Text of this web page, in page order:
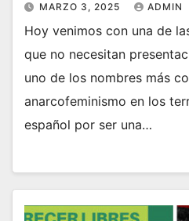
MARZO 3, 2025 ADMIN
Hoy venimos con una de
que no necesitan
uno de los nombres más
anarcofeminismo en los
español por ser una…